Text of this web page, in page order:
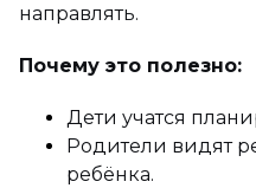
направлять.
Почему это полезно:
Дети учатся
Родители видят
ребёнка.